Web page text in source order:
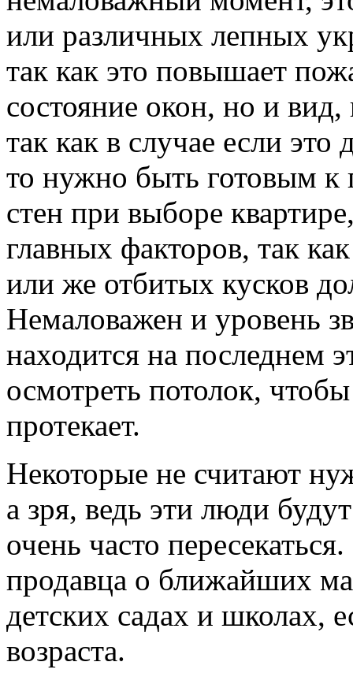
или различных лепных
так как это повышает
состояние окон, но и
так как в случае если
то нужно быть готовым
стен при выборе
главных факторов, так
или же отбитых кусков
Немаловажен и уровень
находится на последнем
осмотреть потолок,
протекает.
Некоторые не считают
а зря, ведь эти люди
очень часто
продавца о ближайших
детских садах и школах,
возраста.